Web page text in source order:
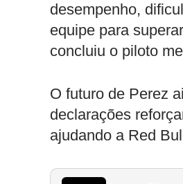
desempenho,
equipe para
concluiu o piloto
O futuro de Perez
declarações
ajudando a Red